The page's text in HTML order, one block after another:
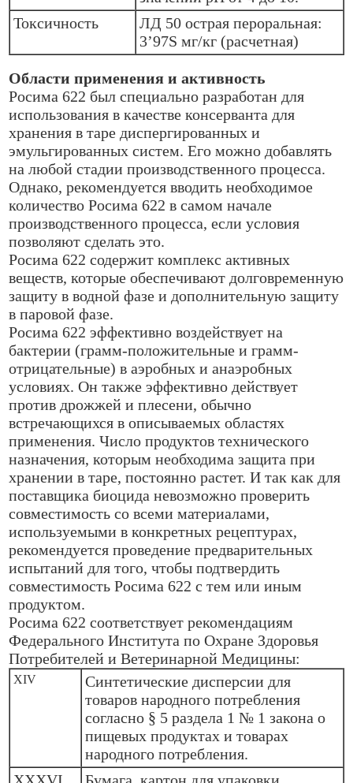
Токсичность
ЛД 50 острая пероральная:
3’97S мг/кг (расчетная)
Области применения и активность
Росима 622 был специально разработан для
использования в качестве консерванта для
хранения в таре диспергированных и
эмульгированных систем. Его можно добавлять
на любой стадии производственного процесса.
Однако, рекомендуется вводить необходимое
количество Росима 622 в самом начале
производственного процесса, если условия
позволяют сделать это.
Росима 622 содержит комплекс активных
веществ, которые обеспечивают долговременную
защиту в водной фазе и дополнительную защиту
в паровой фазе.
Росима 622 эффективно воздействует на
бактерии (грамм-положительные и грамм-
отрицательные) в аэробных и анаэробных
условиях. Он также эффективно действует
против дрожжей и плесени, обычно
встречающихся в описываемых областях
применения. Число продуктов технического
назначения, которым необходима защита при
хранении в таре, постоянно растет. И так как для
поставщика биоцида невозможно проверить
совместимость со всеми материалами,
используемыми в конкретных рецептурах,
рекомендуется проведение предварительных
испытаний для того, чтобы подтвердить
совместимость Росима 622 с тем или иным
продуктом.
Росима 622 соответствует рекомендациям
Федерального Института по Охране Здоровья
Потребителей и Ветеринарной Медицины:
XIV
Синтетические дисперсии для
товаров народного потребления
согласно § 5 раздела 1 № 1 закона о
пищевых продуктах и товарах
народного потребления.